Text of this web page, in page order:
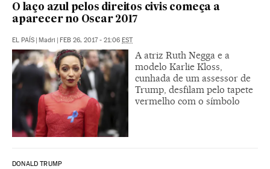
O laço azul pelos direitos civis começa a
aparecer no Oscar 2017
EL PAÍS Madri FEB 26, 2017 - 21:06 EST
A atriz Ruth Negga e a
modelo Karlie Kloss,
cunhada de um assessor de
Trump, desfilam pelo tapete
vermelho com o símbolo
DONALD TRUMP